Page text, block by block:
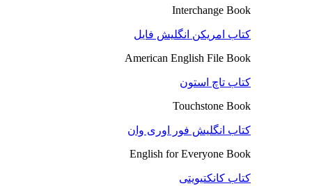
Interchange Book
کتاب امریکن انگلیش فایل
American English File Book
کتاب تاچ استون
Touchstone Book
کتاب انگلیش فور اوری وان
English for Everyone Book
کتاب کانکتیویتی